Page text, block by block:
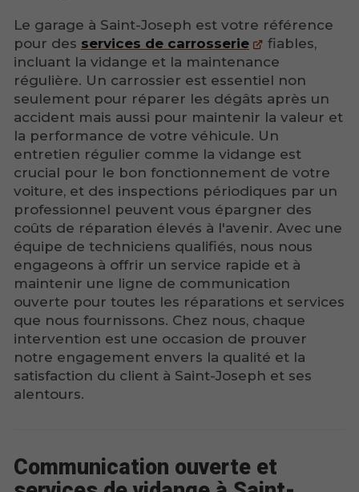
Le garage à Saint-Joseph est votre référence
pour des services de carrosserie
fiables,
incluant la vidange et la maintenance
régulière. Un carrossier est essentiel non
seulement pour réparer les dégâts après un
accident mais aussi pour maintenir la valeur et
la performance de votre véhicule. Un
entretien régulier comme la vidange est
crucial pour le bon fonctionnement de votre
voiture, et des inspections périodiques par un
professionnel peuvent vous épargner des
coûts de réparation élevés à l'avenir. Avec une
équipe de techniciens qualifiés, nous nous
engageons à offrir un service rapide et à
maintenir une ligne de communication
ouverte pour toutes les réparations et services
que nous fournissons. Chez nous, chaque
intervention est une occasion de prouver
notre engagement envers la qualité et la
satisfaction du client à Saint-Joseph et ses
alentours.
Communication ouverte et